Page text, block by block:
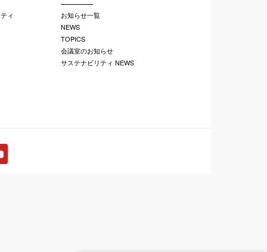
ィ
お知らせ一覧
NEWS
TOPICS
会議室のお知らせ
サステナビリティ NEWS